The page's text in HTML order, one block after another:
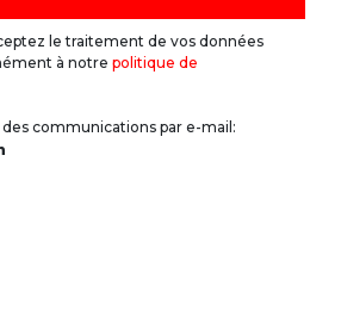
le traitement de vos données
à notre politique de
communications par e-mail: